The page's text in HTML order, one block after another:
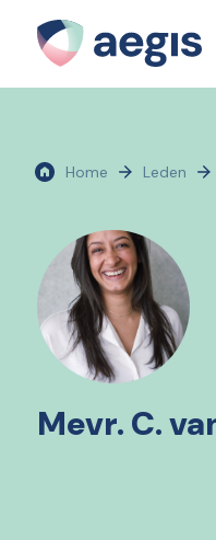
Home Leden
Mevr. C.